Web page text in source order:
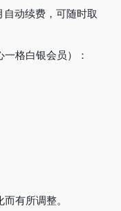
动续费，可随时取
格白银会员）：
有所调整。